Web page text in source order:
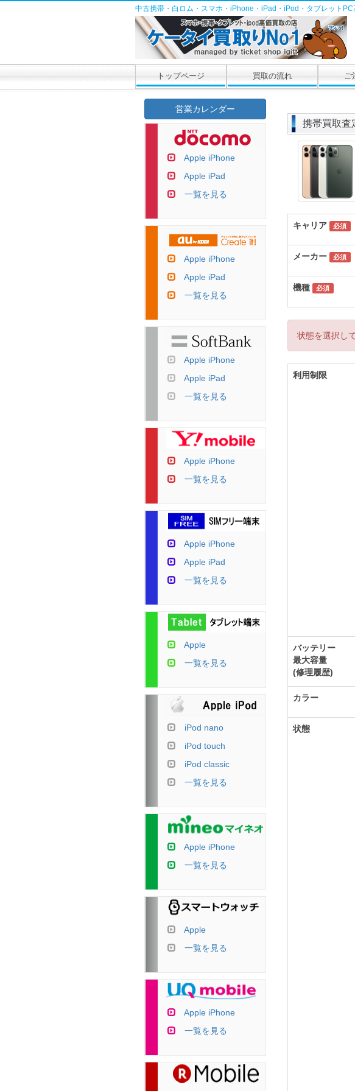
中古携帯・白ロム・スマホ・iPhone・iPad・iPod・タブレット
トップページ 買取の流れ ご
携帯買取査
キャリア 必須
メーカー 必須
機種 必須
状態を選択し
利用制限
バッテリー
最大容量
(修理履歴)
カラー
状態
営業カレンダー
Apple iPhone
Apple iPad
一覧を見る
Apple iPhone
Apple iPad
一覧を見る
Apple iPhone
Apple iPad
一覧を見る
Apple iPhone
一覧を見る
Apple iPhone
Apple iPad
一覧を見る
Apple
一覧を見る
iPod nano
iPod touch
iPod classic
一覧を見る
Apple iPhone
一覧を見る
Apple
一覧を見る
Apple iPhone
一覧を見る